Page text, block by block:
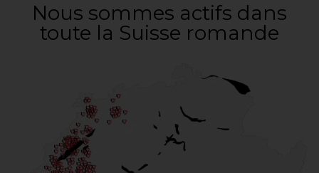
Nous sommes actifs dans
toute la Suisse romande